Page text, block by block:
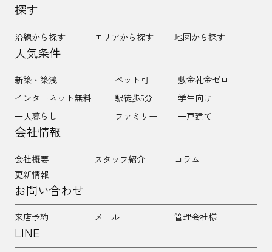
探す
沿線から探す エリアから探す 地図から探す
人気条件
新築・築浅 ペット可
敷金礼金ゼロ
インターネット無料
駅徒歩5分
学生向け
一人暮らし
ファミリー 一戸建て
会社情報
会社概要 スタッフ紹介
コラム
更新情報
お問い合わせ
来店予約 メール 管理会社様
LINE